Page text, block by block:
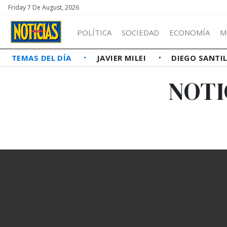
Friday 7 De August, 2026
POLÍTICA SOCIEDAD ECONOMÍA
TEMAS DEL DÍA JAVIER MILEI DIEGO